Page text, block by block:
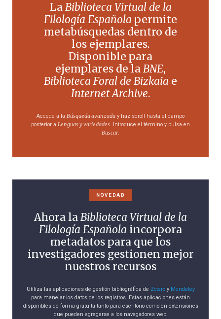
LaBiblioteca Virtual de la
Filología Española permite
metabúsquedas dentro de
los ejemplares.
Disponible para
ejemplares de laBNE,
Biblioteca Foral de Bizkaia e
Internet Archive.
Accede a la Búsqueda avanzada y haz scroll hasta el campo
posterior a Lenguas y variedades. Introduce el término y pulsa en
Buscar.
NOVEDAD
Ahora laBiblioteca Virtual de la
Filología Española incorpora
metadatos para que los
investigadores gestionen mejor
nuestros recursos
Utiliza las aplicaciones de gestión bibliográfica de Zoteroy Mendeley
para manejar los datos de los registros. Estas aplicaciones están
disponibles de forma gratuita tanto para escritorio como en extensiones
que pueden agregarse a los navegadores web.